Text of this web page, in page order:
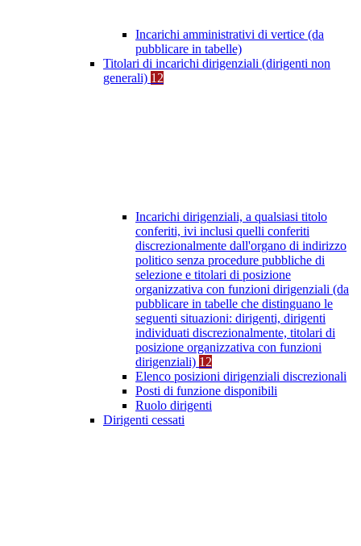
Incarichi amministrativi di vertice (da
pubblicare in tabelle)
Titolari di incarichi dirigenziali (dirigenti non
generali) 12
Incarichi dirigenziali, a qualsiasi titolo
conferiti, ivi inclusi quelli conferiti
discrezionalmente dall'organo di indirizzo
politico senza procedure pubbliche di
selezione e titolari di posizione
organizzativa con funzioni dirigenziali (da
pubblicare in tabelle che distinguano le
seguenti situazioni: dirigenti, dirigenti
individuati discrezionalmente, titolari di
posizione organizzativa con funzioni
dirigenziali) 12
Elenco posizioni dirigenziali discrezionali
Posti di funzione disponibili
Ruolo dirigenti
Dirigenti cessati